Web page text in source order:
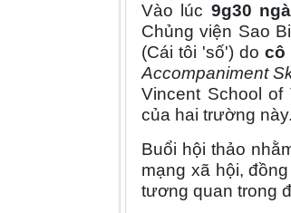
Vào lúc 9g30
Chủng viện Sao
(Cái tôi 'số') docô
Accompaniment
Vincent School of
của hai trường này.
Buổi hội thảo
mạng xã hội,
tương quan trong